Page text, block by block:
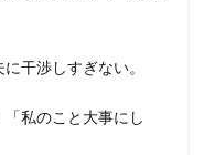
干渉しすぎない。
「私のこと大事にし